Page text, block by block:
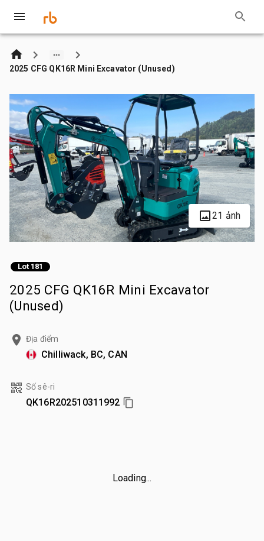
2025 CFG QK16R Mini Excavator (Unused)
21 ảnh
Lot 181
2025 CFG QK16R Mini Excavator
(Unused)
Địa điểm
Chilliwack, BC, CAN
Số sê-ri
QK16R202510311992
Loading...